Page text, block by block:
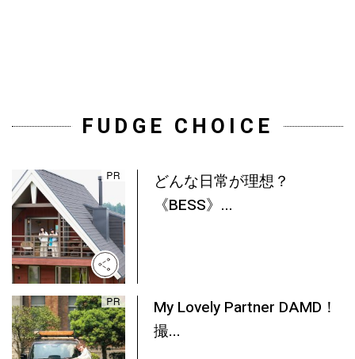
FUDGE CHOICE
どんな日常が理想？
《BESS》...
My Lovely Partner DAMD！
撮...